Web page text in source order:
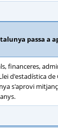
passa a
financeres,
d'estadística
s'aprovi